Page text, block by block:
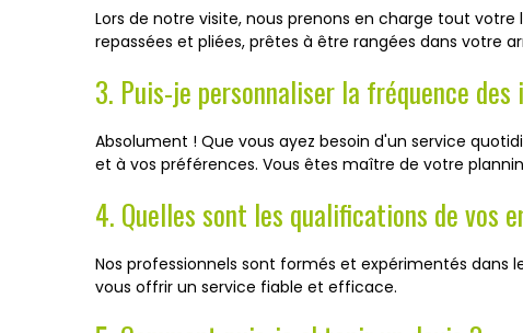
Lors de notre visite, nous prenons en charge tout
repassées et pliées, prêtes à être rangées dans votre
3. Puis-je personnaliser la fréquence
Absolument ! Que vous ayez besoin d'un service
et à vos préférences. Vous êtes maître de votre
4. Quelles sont les qualifications de vos
Nos professionnels sont formés et expérimentés dans
vous offrir un service fiable et efficace.